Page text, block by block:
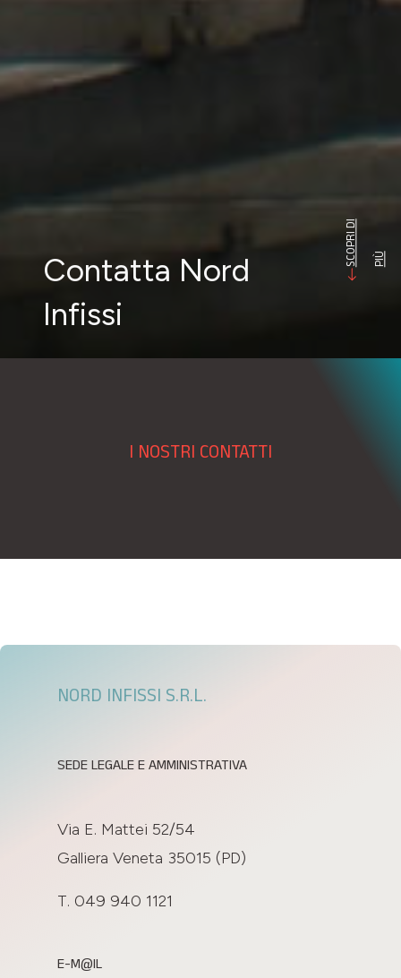
Contatta Nord
Infissi
S
C
O
P
R
I
D
I
P
I Ù
I NOSTRI CONTATTI
NORD INFISSI S.R.L.
SEDE LEGALE E AMMINISTRATIVA
Via E. Mattei 52/54
Galliera Veneta 35015 (PD)
T. 049 940 1121
E-M@IL